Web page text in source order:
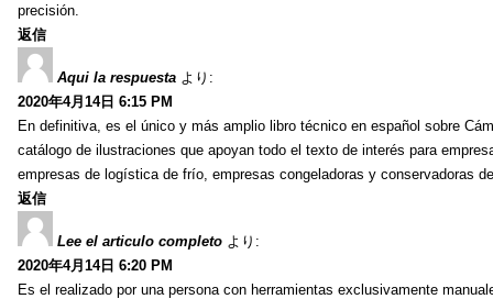
precisión.
返信
Aqui la respuesta より:
2020年4月14日 6:15 PM
En definitiva, es el único y más amplio libro técnico en español sobre
catálogo de ilustraciones que apoyan todo el texto de interés para
empresas de logística de frío, empresas congeladoras y conservadoras
返信
Lee el articulo completo より:
2020年4月14日 6:20 PM
Es el realizado por una persona con herramientas exclusivamente